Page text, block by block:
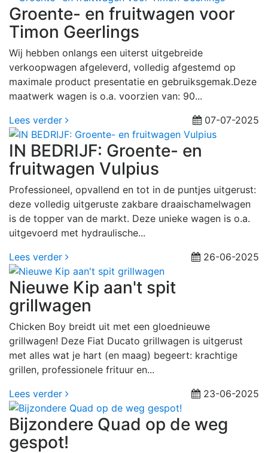
Groente- en fruitwagen voor
Timon Geerlings
Wij hebben onlangs een uiterst uitgebreide
verkoopwagen afgeleverd, volledig afgestemd op
maximale product presentatie en gebruiksgemak.Deze
maatwerk wagen is o.a. voorzien van: 90...
Lees verder
07-07-2025
IN BEDRIJF: Groente- en
fruitwagen Vulpius
Professioneel, opvallend en tot in de puntjes uitgerust:
deze volledig uitgeruste zakbare draaischamelwagen
is de topper van de markt. Deze unieke wagen is o.a.
uitgevoerd met hydraulische...
Lees verder
26-06-2025
Nieuwe Kip aan't spit
grillwagen
Chicken Boy breidt uit met een gloednieuwe
grillwagen! Deze Fiat Ducato grillwagen is uitgerust
met alles wat je hart (en maag) begeert: krachtige
grillen, professionele frituur en...
Lees verder
23-06-2025
Bijzondere Quad op de weg
gespot!